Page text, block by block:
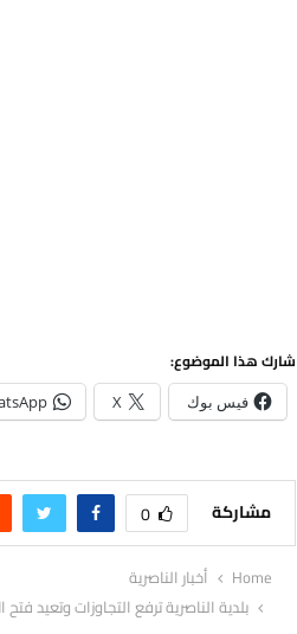
شارك هذا الموضوع:
فيس بوك X
مشاركة 0
Home
أخبار الناصرية
بلدية الناصرية ترفع التجاوزات وتعيد